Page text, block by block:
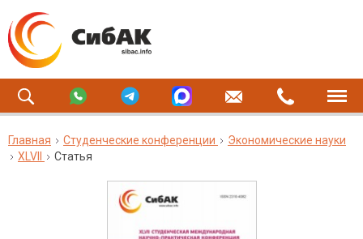
Главная Студенческие конференции
Экономические науки
XLVII
Статья